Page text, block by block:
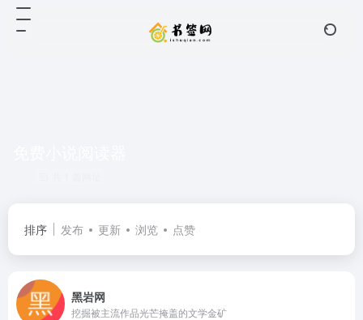
排序 发布 更新 浏览 点赞
黑岩网
挖掘被主流作品光芒掩盖的文学金矿